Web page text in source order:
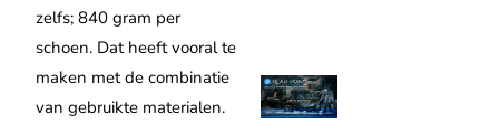
zelfs; 840 gram per
schoen. Dat heeft vooral te
maken met de combinatie
van gebruikte materialen.